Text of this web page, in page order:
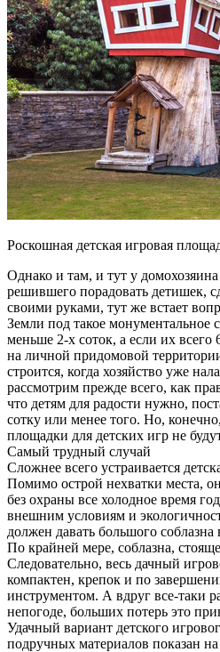
Роскошная детская игровая
Однако и там, и тут у домохозяина
решившего порадовать детишек,
своими руками, тут же встает
Земли под такое монументальное
меньше 2-х соток, а если их
на личной придомовой
строится, когда хозяйство уже
рассмотрим прежде всего, как
что детям для радости нужно,
сотку или менее того. Но,
площадки для детских игр не
Самый трудный случай
Сложнее всего устраивается
Помимо острой нехватки места,
без охраны все холодное время
внешним условиям и
должен давать большого
По крайней мере, соблазна,
Следовательно, весь дачный
компактен, крепок и по
инструментом. А вдруг все-таки
непогоде, больших потерь это
Удачный вариант детского
подручных материалов показан